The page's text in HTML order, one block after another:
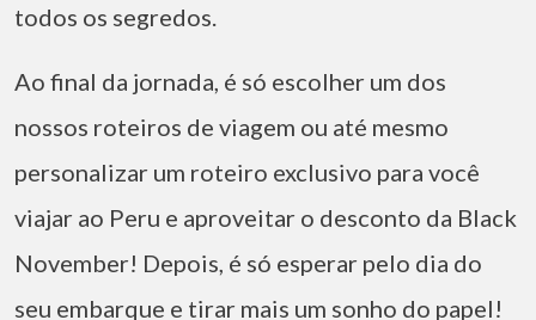
todos os segredos.
Ao final da jornada, é só escolher um dos
nossos roteiros de viagem ou até mesmo
personalizar um roteiro exclusivo para você
viajar ao Peru e aproveitar o desconto da Black
November! Depois, é só esperar pelo dia do
seu embarque e tirar mais um sonho do papel!